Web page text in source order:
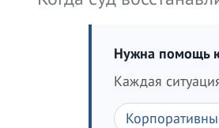
Нужна помощь
Каждая